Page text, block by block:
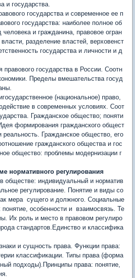
и государства.
государства и современное ее п
государства: наиболее полное об
и гражданина, правовое огран
разделение властей, верховенст
государства и личности и д
государства в России. Соотн
Пределы вмешательства госуд
(национальное) право,
в современных условиях. Соот
Гражданское общество; поняти
формирования гражданского общест
реальность. Гражданское общество, его
гражданского общества и гос
общество: проблемы модернизации г
нормативного регулирования
обществе: индивидуальный и нор­матив
регулирование. Понятие и виды со
мера сущего и должного. Социальные
особенности и взаимосвязь. Те
Их роль и место в пра­вовом регулиро
стандартов.Единство и классифика
и сущность права. Функции права:
классификации. Типы права (форма
подходы).Принципы права: понятие,